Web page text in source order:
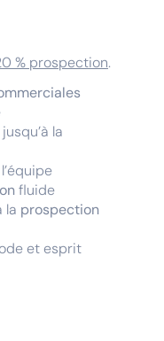
% prospection.
la
fluide
la prospection
et esprit